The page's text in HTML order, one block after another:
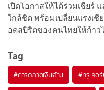
เปิดโอกาสให้ได้ร่วมเชียร์
ใกล้ชิด พร้อมเปลี่ยนแรงเชี
อดสปิริตของคนไทยให้ก้าว
Tag
#การตลาดเงินล้าน #ทรู คอ